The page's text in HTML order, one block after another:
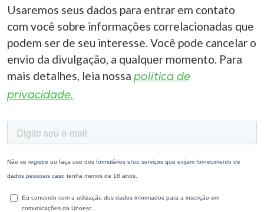
Usaremos seus dados para entrar em contato
com você sobre informações correlacionadas que
podem ser de seu interesse. Você pode cancelar o
envio da divulgação, a qualquer momento. Para
mais detalhes, leia nossa política de
privacidade.